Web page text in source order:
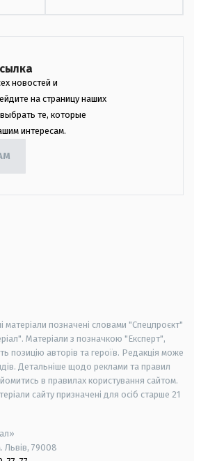
новостей и
на страницу наших
те, которые
интересам.
матеріали позначені словами "Спецпроєкт"
Матеріали з позначкою "Експерт",
позицію авторів та героїв. Редакція може
Детальніше щодо реклами та правил
в правилах користування сайтом.
сайту призначені для осіб старше 21
Львів, 79008